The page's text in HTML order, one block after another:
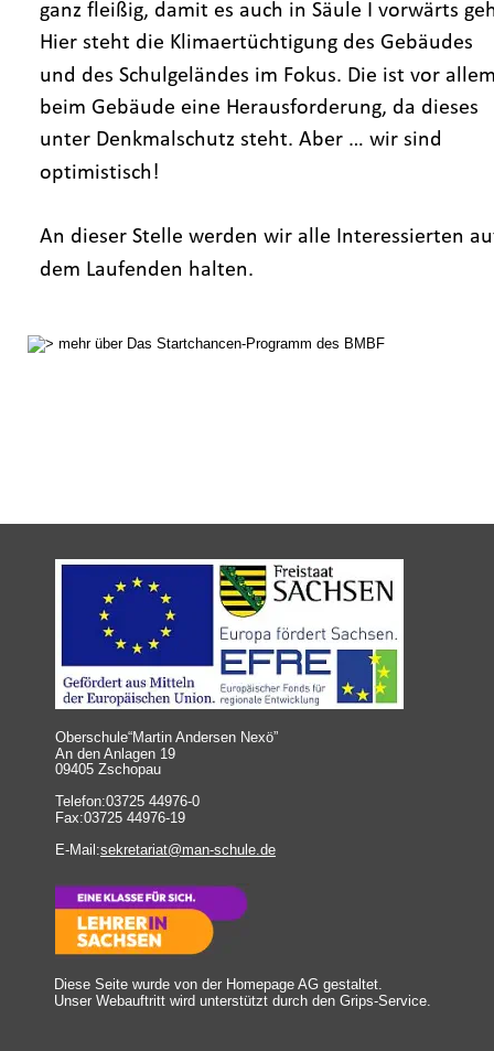
Diese Seite wurde von der Homepage AG gestaltet.
Unser Webauftritt wird unterstützt durch den Grips-Service
Oberschule“Martin Andersen Nexö”
An den Anlagen 19
09405 Zschopau
Telefon:03725 44976-0
Fax:03725 44976-19
E-Mail:sekretariat@man-schule.de
ganz fleißig, damit es auch in Säule I vorwärts
Hier steht die Klimaertüchtigung des Gebäudes
und des Schulgeländes im Fokus. Die ist vor
beim Gebäude eine Herausforderung, da dieses
unter Denkmalschutz steht. Aber … wir sind
optimistisch!
An dieser Stelle werden wir alle Interessierten
dem Laufenden halten.